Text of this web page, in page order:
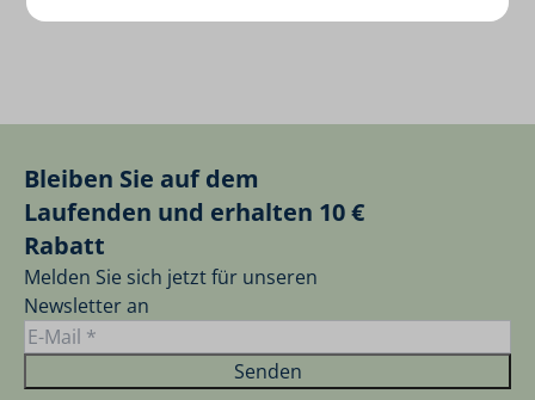
Bleiben Sie auf dem
Laufenden und erhalten 10 €
Rabatt
Melden Sie sich jetzt für unseren
Newsletter an
Senden